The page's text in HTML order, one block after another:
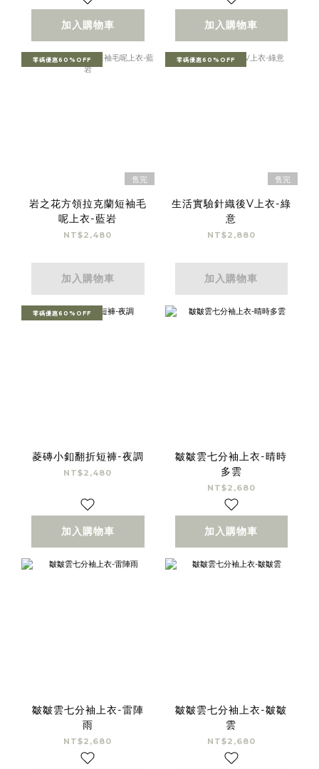
加入購物車 加入購物車
零碼優惠60%OFF
售完
岩之花方領拉克蘭短袖毛
呢上衣-藍岩
NT$2,480
加入購物車
零碼優惠60%OFF
售完
生活實驗針織後V上衣-綠
意
NT$2,880
加入購物車
零碼優惠60%OFF
菱磚小釦翻折短褲-夜調
NT$2,480
加入購物車
皺皺雲七分袖上衣-晴時
多雲
NT$2,680
加入購物車
皺皺雲七分袖上衣-雷陣
雨
NT$2,680
皺皺雲七分袖上衣-皺皺
雲
NT$2,680